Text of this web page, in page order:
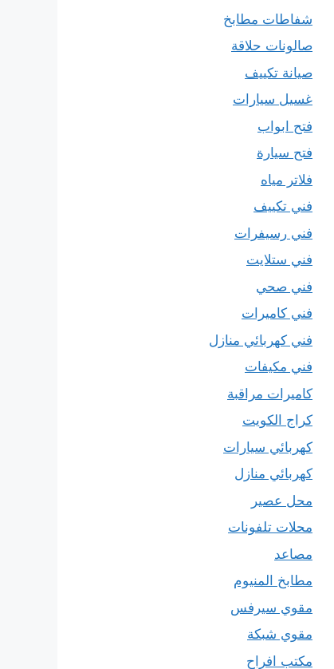
شفاطات مطابخ
صالونات حلاقة
صيانة تكييف
غسيل سيارات
فتح ابواب
فتح سيارة
فلاتر مياه
فني تكييف
فني رسيفرات
فني ستلايت
فني صحي
فني كاميرات
فني كهربائي منازل
فني مكيفات
كاميرات مراقبة
كراج الكويت
كهربائي سيارات
كهربائي منازل
محل عصير
محلات تلفونات
مصاعد
مطابخ المنيوم
مقوي سيرفس
مقوي شبكة
مكتب افراح